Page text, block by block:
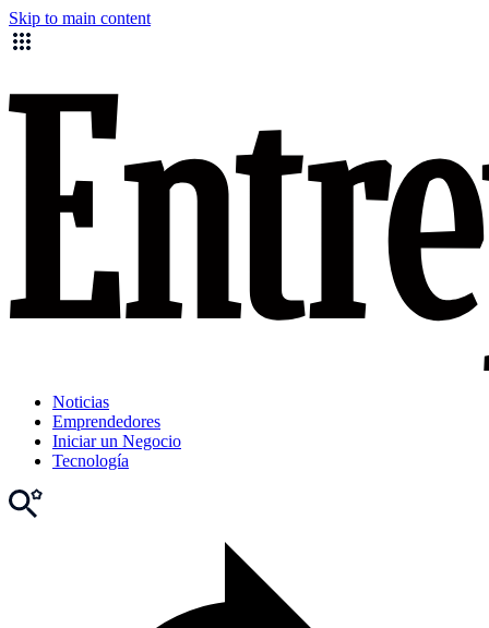
Skip to main content
Noticias
Emprendedores
Iniciar un Negocio
Tecnología